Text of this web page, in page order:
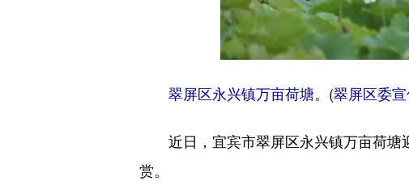
翠屏区永兴镇万亩荷塘。(翠屏区委宣
近日，宜宾市翠屏区永兴镇万亩荷塘
赏。